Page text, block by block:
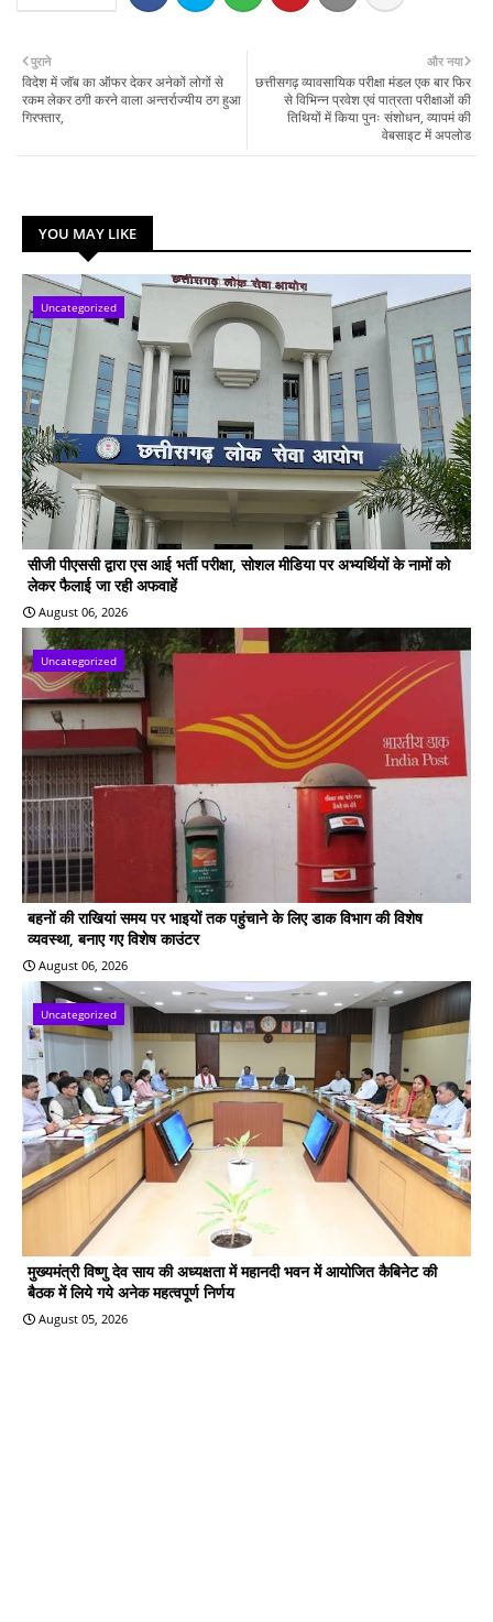
और नया
छत्तीसगढ़ व्यावसायिक परीक्षा मंडल एक बार फिर
से विभिन्न प्रवेश एवं पात्रता परीक्षाओं की
तिथियों में किया पुनः संशोधन, व्यापमं की
वेबसाइट में अपलोड
पुराने
विदेश में जाॅब का ऑफर देकर अनेकों लोगों से
रकम लेकर ठगी करने वाला अन्तर्राज्यीय ठग हुआ
गिरफ्तार,
YOU MAY LIKE
Uncategorized
सीजी पीएससी द्वारा एस आई भर्ती परीक्षा, सोशल मीडिया पर अभ्यर्थियों के नामों को
लेकर फैलाई जा रही अफवाहें
August 06, 2026
Uncategorized
बहनों की राखियां समय पर भाइयों तक पहुंचाने के लिए डाक विभाग की विशेष
व्यवस्था, बनाए गए विशेष काउंटर
August 06, 2026
Uncategorized
मुख्यमंत्री विष्णु देव साय की अध्यक्षता में महानदी भवन में आयोजित कैबिनेट की
बैठक में लिये गये अनेक महत्वपूर्ण निर्णय
August 05, 2026